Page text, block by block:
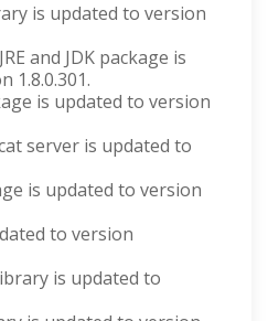
is updated to version
and JDK package is
1.8.0.301.
is updated to version
server is updated to
is updated to version
to version
is updated to